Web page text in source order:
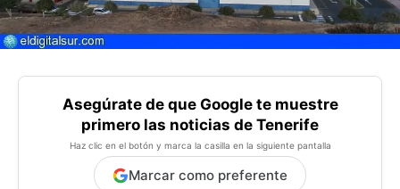
Asegúrate de que Google te muestre
primero las noticias de Tenerife
Haz clic en el botón y marca la casilla en la siguiente pantalla
Marcar como preferente